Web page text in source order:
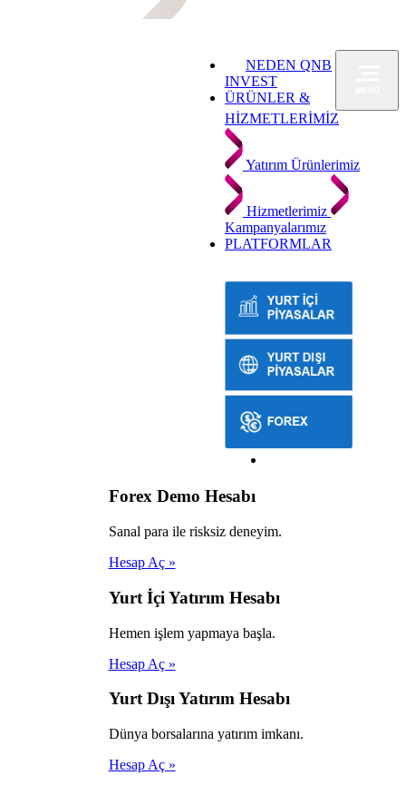
NEDEN QNB
INVEST
ÜRÜNLER &
HİZMETLERİMİZ
Yatırım Ürünlerimiz
Hizmetlerimiz
Kampanyalarımız
PLATFORMLAR
Forex Demo Hesabı
Sanal para ile risksiz deneyim.
Hesap Aç »
Yurt İçi Yatırım Hesabı
Hemen işlem yapmaya başla.
Hesap Aç »
Yurt Dışı Yatırım Hesabı
Dünya borsalarına yatırım imkanı.
Hesap Aç »